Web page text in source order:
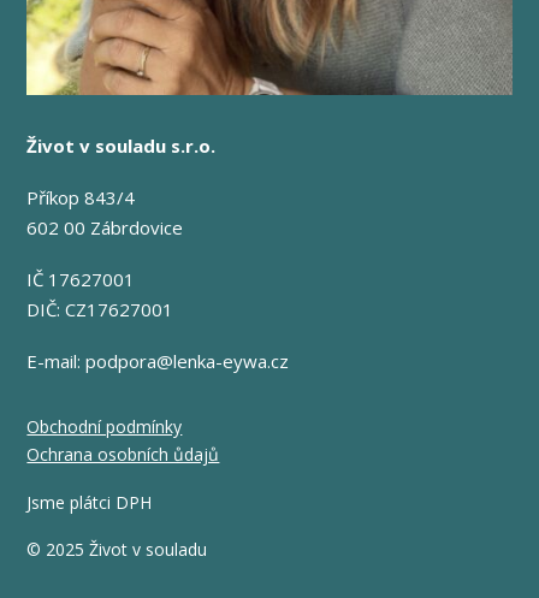
Život v souladu s.r.o.
Příkop 843/4
602 00 Zábrdovice
IČ 17627001
DIČ: CZ17627001
E-mail:podpora@lenka-eywa.cz
Obchodní podmínky
Ochrana osobních ůdajů
Jsme plátci DPH
© 2025 Život v souladu